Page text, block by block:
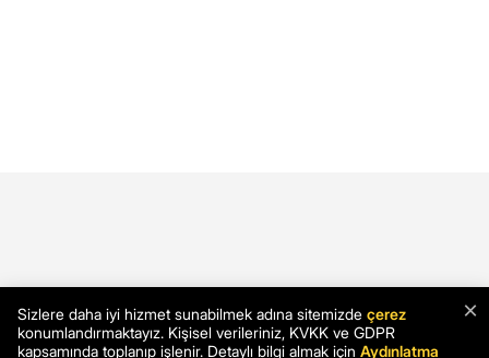
×
Sizlere daha iyi hizmet sunabilmek adına sitemizde çerez
konumlandırmaktayız. Kişisel verileriniz, KVKK ve GDPR
kapsamında toplanıp işlenir. Detaylı bilgi almak için Aydınlatma